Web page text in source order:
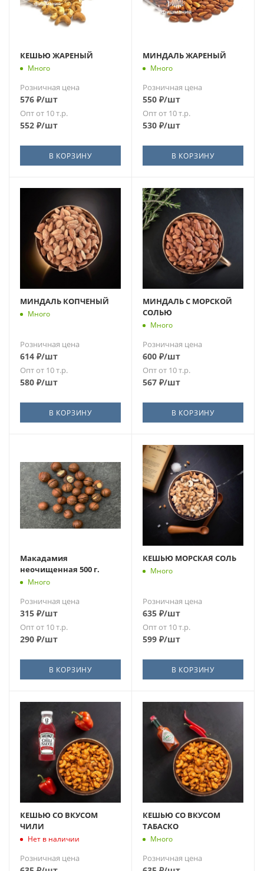
КЕШЬЮ ЖАРЕНЫЙ
Много
Розничная цена
576 ₽/шт
Опт от 10 т.р.
552 ₽/шт
В КОРЗИНУ
МИНДАЛЬ ЖАРЕНЫЙ
Много
Розничная цена
550 ₽/шт
Опт от 10 т.р.
530 ₽/шт
В КОРЗИНУ
МИНДАЛЬ КОПЧЕНЫЙ
Много
Розничная цена
614 ₽/шт
Опт от 10 т.р.
580 ₽/шт
В КОРЗИНУ
МИНДАЛЬ С МОРСКОЙ
СОЛЬЮ
Много
Розничная цена
600 ₽/шт
Опт от 10 т.р.
567 ₽/шт
В КОРЗИНУ
Макадамия
неочищенная 500 г.
Много
Розничная цена
315 ₽/шт
Опт от 10 т.р.
290 ₽/шт
В КОРЗИНУ
КЕШЬЮ МОРСКАЯ СОЛЬ
Много
Розничная цена
635 ₽/шт
Опт от 10 т.р.
599 ₽/шт
В КОРЗИНУ
КЕШЬЮ СО ВКУСОМ
ЧИЛИ
Нет в наличии
Розничная цена
КЕШЬЮ СО ВКУСОМ
ТАБАСКО
Много
Розничная цена